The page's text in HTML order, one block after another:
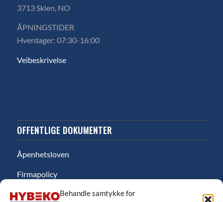
Behandle samtykke for
3713 Skien, NO
ÅPNINGSTIDER
Hverdager: 07:30-16:00
Veibeskrivelse
OFFENTLIGE DOKUMENTER
Åpenhetsloven
Firmapolicy
Miljø